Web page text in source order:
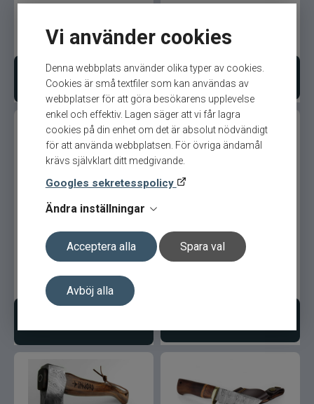
Vi använder cookies
Denna webbplats använder olika typer av cookies.
Cookies är små textfiler som kan användas av
webbplatser för att göra besökarens upplevelse
enkel och effektiv. Lagen säger att vi får lagra
cookies på din enhet om det är absolut nödvändigt
för att använda webbplatsen. För övriga ändamål
krävs självklart ditt medgivande.
Googles sekretesspolicy
Ändra inställningar
Acceptera alla Spara val
Avböj alla
kr
Lägg i varukorgen
699 kr
Bevaka produkt
Njord Malin Yxa
kr